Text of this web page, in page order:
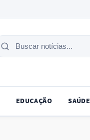
Buscar
EDUCAÇÃO SAÚDE